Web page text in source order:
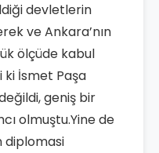
devletlerin
ve Ankara’nın
ölçüde kabul
ki İsmet Paşa
geniş bir
olmuştu.Yine de
diplomasi